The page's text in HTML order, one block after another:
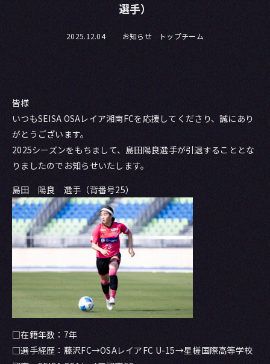
選手）
2025.12.04 お知らせ トップチーム
皆様
いつもSEISA OSAレイア湘南FCを応援してくださり、誠にあり
がとうございます。
2025シーズンをもちまして、島田陽良選手が引退することとな
りましたのでお知らせいたします。
島田 陽良 選手（背番号25）
□在籍年数：7年
□選手経歴：藤沢FC→OSAレイアFC U-15→星槎国際高等学校